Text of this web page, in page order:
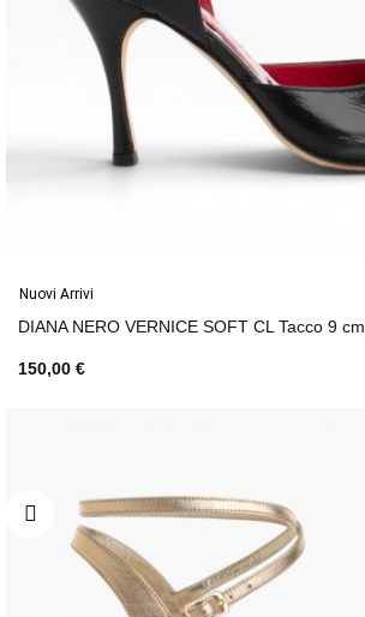
Nuovi Arrivi
DIANA NERO VERNICE SOFT CL Tacco 9 cm
150,00 €